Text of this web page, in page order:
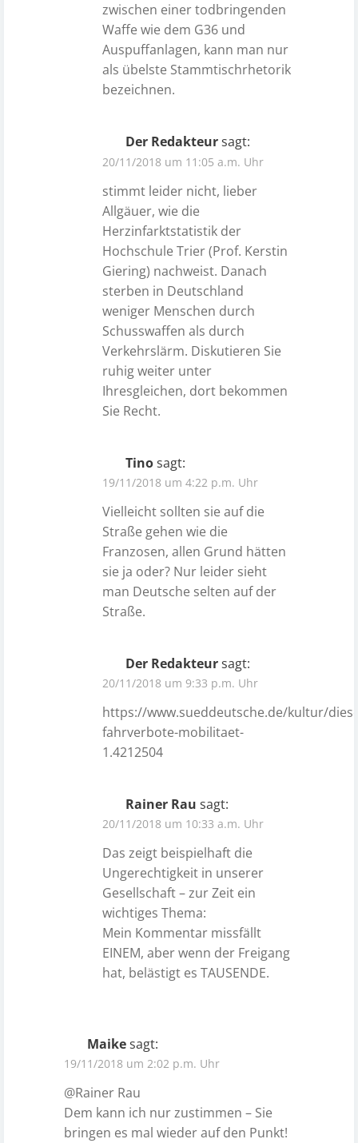
zwischen einer todbringenden
Waffe wie dem G36 und
Auspuffanlagen, kann man nur
als übelste Stammtischrhetorik
bezeichnen.
Der Redakteursagt:
20/11/2018 um 11:05 a.m. Uhr
stimmt leider nicht, lieber
Allgäuer, wie die
Herzinfarktstatistik der
Hochschule Trier (Prof. Kerstin
Giering) nachweist. Danach
sterben in Deutschland
weniger Menschen durch
Schusswaffen als durch
Verkehrslärm. Diskutieren Sie
ruhig weiter unter
Ihresgleichen, dort bekommen
Sie Recht.
Tinosagt:
19/11/2018 um 4:22 p.m. Uhr
Vielleicht sollten sie auf die
Straße gehen wie die
Franzosen, allen Grund hätten
sie ja oder? Nur leider sieht
man Deutsche selten auf der
Straße.
Der Redakteursagt:
20/11/2018 um 9:33 p.m. Uhr
https://www.sueddeutsche.de/kultur/
fahrverbote-mobilitaet-
1.4212504
Rainer Rau sagt:
20/11/2018 um 10:33 a.m. Uhr
Das zeigt beispielhaft die
Ungerechtigkeit in unserer
Gesellschaft – zur Zeit ein
wichtiges Thema:
Mein Kommentar missfällt
EINEM, aber wenn der Freigang
hat, belästigt es TAUSENDE.
Maikesagt:
19/11/2018 um 2:02 p.m. Uhr
@Rainer Rau
Dem kann ich nur zustimmen – Sie
bringen es mal wieder auf den Punkt!